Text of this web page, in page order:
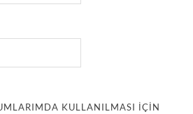
KULLANILMASI IÇIN